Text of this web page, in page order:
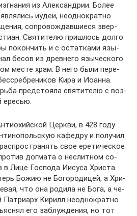
из Алек­сан­дрии. Бо­лее
иудеи, неод­но­крат­но
со­про­вож­дав­ши­е­ся звер­
Свя­ти­те­лю при­шлось дол­го
по­кон­чить и с остат­ка­ми язы­
бе­сов из древ­не­го язы­че­ско­го
ме­сте храм. В него бы­ли пе­ре­
Ки­ра и Иоан­на.
пред­сто­я­ла свя­ти­те­лю с воз­
ере­сью.
Церк­ви, в 428 го­ду
ка­фед­ру и по­лу­чил
свое ере­ти­че­ское
дог­ма­та о нес­лит­ном со­
в Ли­це Гос­по­да Иису­са Хри­ста.
Бо­жию не Бо­го­ро­ди­цей, а Хри­
что она ро­ди­ла не Бо­га, а че­
Пат­ри­арх Ки­рилл неод­но­крат­но
его за­блуж­де­ния, но тот